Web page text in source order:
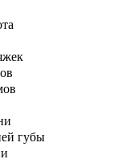
губы